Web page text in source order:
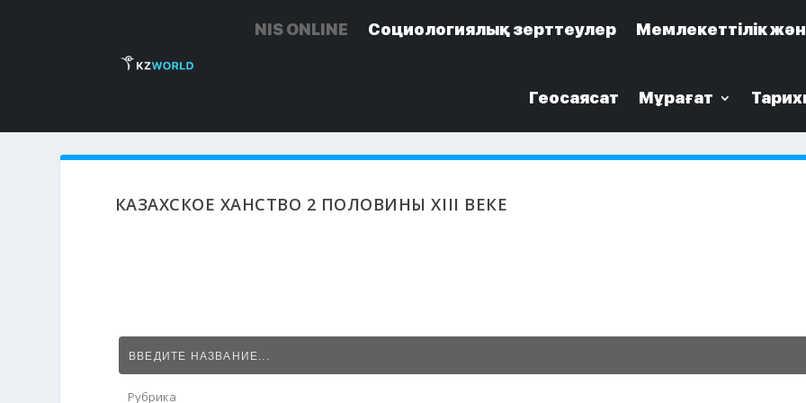
NIS ONLINE Социологиялық зерттеулер Мемлекеттілік
Геосаясат Мұрағат
NIS ONLINE Социологиялық зерттеулер Мемлекеттілік
Геосаясат Мұрағат
КАЗАХСКОЕ ХАНСТВО 2 ПОЛОВИНЫ ХҮІІІ ВЕКЕ
Рубрика